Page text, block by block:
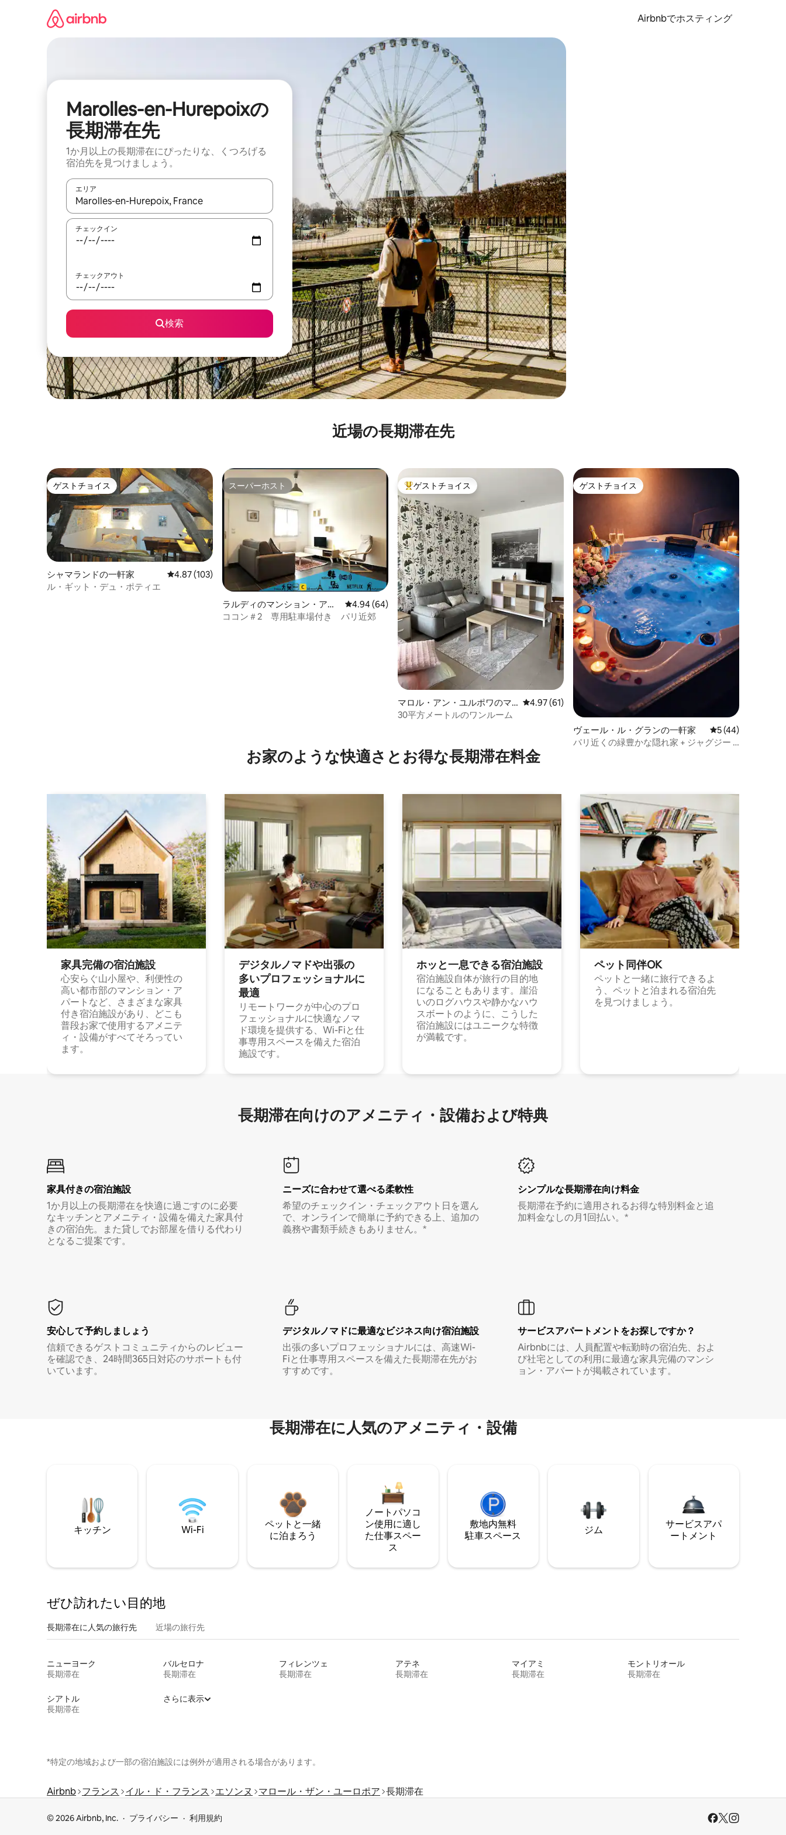
Airbnbでホスティング
Marolles-en-Hurepoixの
長期滞在先
1か月以上の長期滞在にぴったりな、くつろげる
宿泊先を見つけましょう。
エリア
検索結果が表示されたら、上下の矢印キーを使って移動するか、画面をタッチまたはスワイプして検索結果を確認することができます。
チェックイン
チェックアウト
検索
近場の長期滞在先
ゲストチョイス
ゲストチョイス
シャマランドの一軒家 レビュー103件、5つ星中4.87つ星の平均評価
4.87 (103)
ル・ギット・デュ・ポティエ
スーパーホスト
スーパーホスト
ラルディのマンション・アパ
ート
レビュー64件、5つ星中4.94つ星の平均評価
4.94 (64)
ココン＃2 専用駐車場付き パリ近郊
大好評のゲストチョイスです。
ゲストチョイス
マロル・アン・ユルポワのマ
ンション・アパート
レビュー61件、5つ星中4.97つ星の平均評価
4.97 (61)
30平方メートルのワンルーム
ゲストチョイス
ゲストチョイス
ヴェール・ル・グランの一軒家 レビュー44件、5
5 (44)
パリ近くの緑豊かな隠れ家 + ジャグジー +
お家のような快⁠適⁠さ⁠とお⁠得⁠な長⁠期⁠滞⁠在料⁠金
家具完備の宿⁠泊⁠施⁠設
心安らぐ山小屋や、利便性の
高い都市部のマンション・ア
パートなど、さまざまな家具
付き宿泊施設があり、どこも
普段お家で使用するアメニテ
ィ・設備がすべてそろってい
ます。
デジタルノマドや出⁠張⁠の
多⁠いプ⁠ロ⁠フ⁠ェ⁠ッ⁠シ⁠ョ⁠ナ⁠ル⁠に
最⁠適
リモートワークが中心のプロ
フェッショナルに快適なノマ
ド環境を提供する、Wi-Fiと仕
事専用スペースを備えた宿泊
施設です。
ホッと一⁠息⁠で⁠き⁠る宿⁠泊施⁠設
宿泊施設自体が旅行の目的地
になることもあります。崖沿
いのログハウスや静かなハウ
スボートのように、こうした
宿泊施設にはユニークな特徴
が満載です。
ペット同⁠伴OK
ペットと一緒に旅行できるよ
う、ペットと泊まれる宿泊先
を見つけましょう。
長期滞在向け⁠のア⁠メ⁠ニ⁠テ⁠ィ⁠・設⁠備⁠および特⁠典
家具付き⁠の宿⁠泊⁠施⁠設
1か月以上の長期滞在を快適に過ごすのに必要
なキッチンとアメニティ・設備を備えた家具付
きの宿泊先。また貸しでお部屋を借りる代わり
となるご提案です。
ニーズに合わせて選べる柔軟性
希望のチェックイン・チェックアウト日を選ん
で、オンラインで簡単に予約できる上、追加の
義務や書類手続きもありません。*
シンプルな長期滞在向け料金
長期滞在予約に適用されるお得な特別料金と追
加料金なしの月1回払い。*
安心して予約しましょう
信頼できるゲストコミュニティからのレビュー
を確認でき、24時間365日対応のサポートも付
いています。
デジタルノマド⁠に最⁠適⁠なビ⁠ジ⁠ネ⁠ス⁠向⁠け宿⁠泊⁠施⁠設
出張の多いプロフェッショナルには、高速Wi-
Fiと仕事専用スペースを備えた長期滞在先がお
すすめです。
サービスアパートメントをお探しですか？
Airbnbには、人員配置や転勤時の宿泊先、およ
び社宅としての利用に最適な家具完備のマンシ
ョン・アパートが掲載されています。
長期滞在に人気のアメニティ・設備
キッチン Wi-Fi
ペットと一緒
に泊まろう
ノートパソコ
ン使用に適し
た仕事スペー
ス
敷地内無料
駐⁠車ス⁠ペ⁠ー⁠ス
ジム
サービスアパ
ートメント
ぜひ訪⁠れ⁠た⁠い目⁠的⁠地
長期滞在に人気の旅行先 近場の旅行先
ニューヨーク
長期滞在
バルセロナ
長期滞在
フィレンツェ
長期滞在
アテネ
長期滞在
マイアミ
長期滞在
モントリオール
長期滞在
シアトル
長期滞在
さらに表示
*特定の地域および一部の宿泊施設には例外が適用される場合があります。
Airbnb フランス イル・ド・フランス エソンヌ マロール・ザン・ユーロポア 長期滞在
© 2026 Airbnb, Inc. プライバシー 利用規約